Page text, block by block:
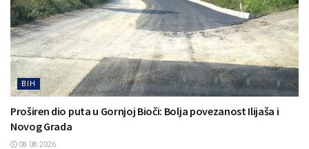
BIH
Proširen dio puta u Gornjoj Bioči: Bolja povezanost Ilijaša i
Novog Grada
08.08.2026.